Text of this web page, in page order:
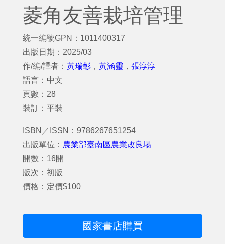
菱角友善栽培管理
統一編號GPN：1011400317
出版日期：2025/03
作/編/譯者： 黃瑞彰 ， 黃涵靈 ， 張淳淳
語言：中文
頁數：28
裝訂：平裝
ISBN／ISSN：9786267651254
出版單位： 農業部臺南區農業改良場
開數：16開
版次：初版
價格：定價$100
國家書店購買